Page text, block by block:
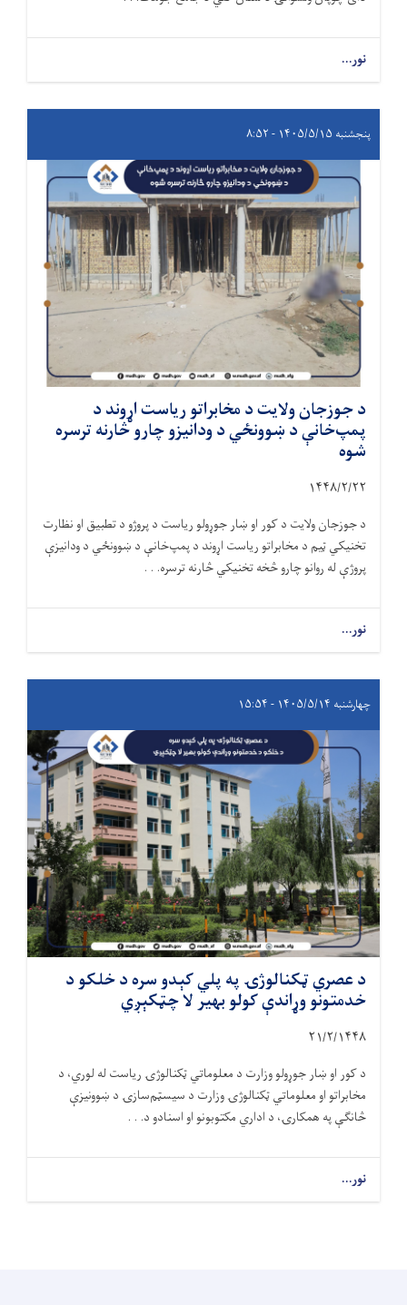
نور...
پنجشنبه ۱۴۰۵/۵/۱۵ - ۸:۵۲
د جوزجان ولایت د مخابراتو ریاست اړوند د
پمپ‌خانې د ښوونځي د ودانیزو چارو څارنه ترسره
شوه
۱۴۴۸/۲/۲۲
د جوزجان ولایت د کور او ښار جوړولو ریاست د پروژو د تطبیق او نظارت
تخنیکي ټیم د مخابراتو ریاست اړوند د پمپ‌خانې د ښوونځي د ودانیزې
پروژې له روانو چارو څخه تخنیکي څارنه ترسره. . .
نور...
چهارشنبه ۱۴۰۵/۵/۱۴ - ۱۵:۵۴
د عصري ټکنالوژۍ په پلي کېدو سره د خلکو د
خدمتونو وړاندې کولو بهیر لا چټکېږي
۲۱/۲/۱۴۴۸
د کور او ښار جوړولو وزارت د معلوماتي ټکنالوژۍ ریاست له لوري، د
مخابراتو او معلوماتي ټکنالوژۍ وزارت د سیسټم‌سازۍ د ښوونیزې
څانګې په همکارۍ، د اداري مکتوبونو او اسنادو د. . .
نور...